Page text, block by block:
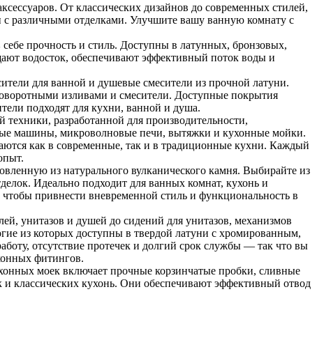
От классических дизайнов до современных стилей,
различными отделками. Улучшите вашу ванную комнату с
прочность и стиль. Доступны в латунных, бронзовых,
водосток, обеспечивают эффективный поток воды и
для ванной и душевые смесители из прочной латуни.
изливами и смесители. Доступные покрытия
подходят для кухни, ванной и душа.
разработанной для производительности,
машины, микроволновые печи, вытяжки и кухонные мойки.
как в современные, так и в традиционные кухни. Каждый
из натурального вулканического камня. Выбирайте из
Идеально подходит для ванных комнат, кухонь и
привнести вневременной стиль и функциональность в
унитазов и душей до сидений для унитазов, механизмов
из которых доступны в твердой латуни с хромированным,
отсутствие протечек и долгий срок службы — так что вы
фитингов.
моек включает прочные корзинчатые пробки, сливные
классических кухонь. Они обеспечивают эффективный отвод